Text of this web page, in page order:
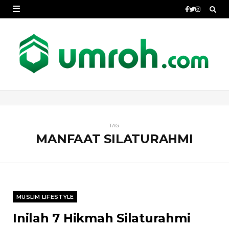
TAG
MANFAAT SILATURAHMI
MUSLIM LIFESTYLE
Inilah 7 Hikmah Silaturahmi